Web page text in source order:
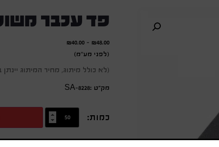
פד עכבר
₪48.00
-
₪40.00
(לפני מע"מ)
(לא כולל מיתוג, מחיר המיתוג
מק״ט :SA-8228
כמות: